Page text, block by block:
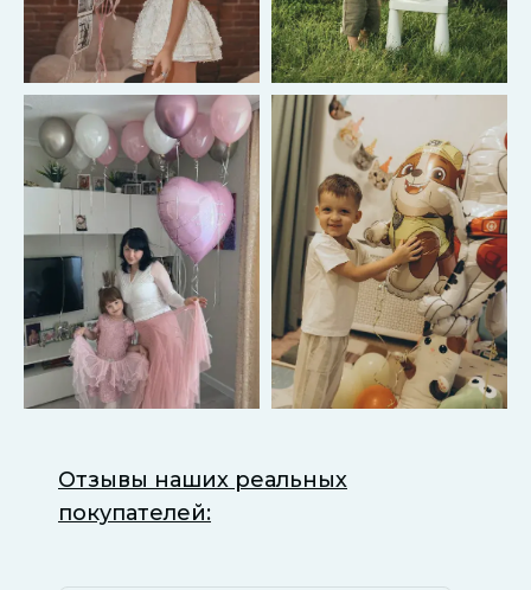
Отзывы наших реальных
покупателей: